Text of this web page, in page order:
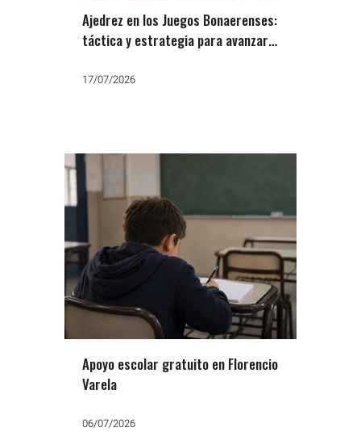
Ajedrez en los Juegos Bonaerenses:
táctica y estrategia para avanzar a
17/07/2026
Apoyo escolar gratuito en Florencio
Varela
06/07/2026